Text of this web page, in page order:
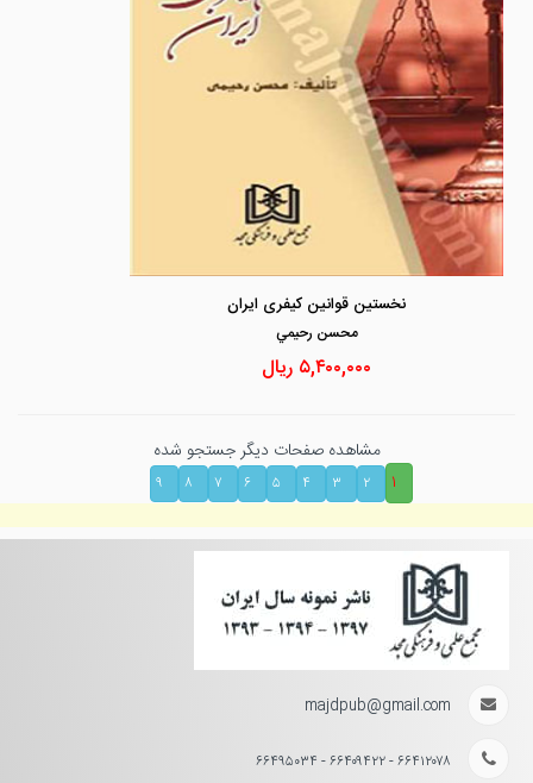
نخستین قوانین کیفری ایران
محسن رحيمي
۵,۴۰۰,۰۰۰ ریال
مشاهده صفحات دیگر جستجو شده
۱
۲ ۳ ۴ ۵ ۶ ۷ ۸ ۹
majdpub@gmail.com
۶۶۴۱۲۰۷۸ - ۶۶۴۰۹۴۲۲ - ۶۶۴۹۵۰۳۴